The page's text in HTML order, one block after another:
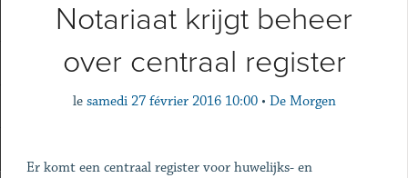
Notariaat krijgt beheer
over centraal register
le samedi 27 février 2016 10:00 • De Morgen
Er komt een centraal register voor huwelijks- en